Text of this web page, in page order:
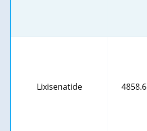
Lixisenatide 4858.6